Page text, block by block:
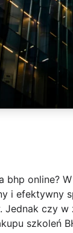
bhp online?
i efektywny
czy
szkoleń